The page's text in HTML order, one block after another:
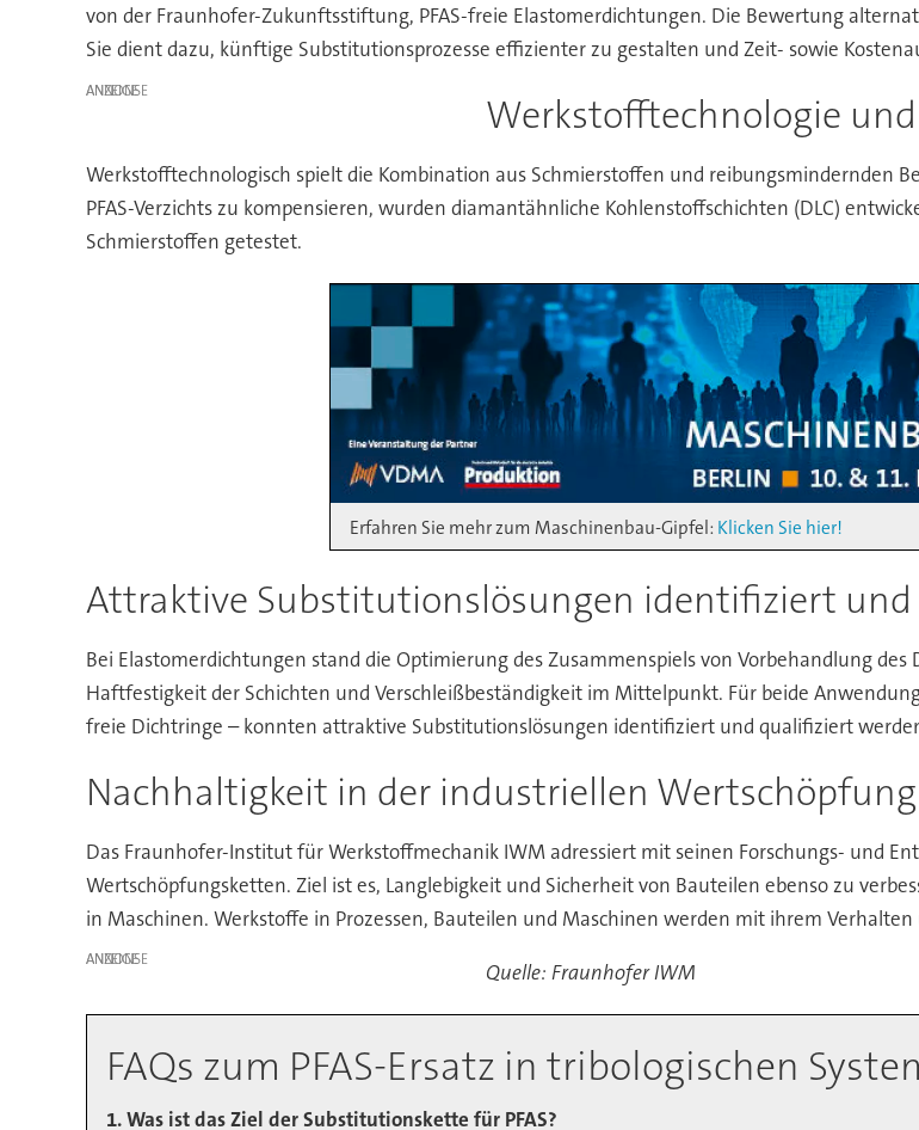
von der Fraunhofer-Zukunftsstiftung, PFAS-freie Elastomerdichtungen. Die Bewertung
Sie dient dazu, künftige Substitutionsprozesse effizienter zu gestalten und Zeit- sowie
ANZEIGE Werkstofftechnologie
Werkstofftechnologisch spielt die Kombination aus Schmierstoffen und reibungsmindernden
PFAS-Verzichts zu kompensieren, wurden diamantähnliche Kohlenstoffschichten (DLC)
Schmierstoffen getestet.
Erfahren Sie mehr zum Maschinenbau-Gipfel: Klicken Sie hier!
Attraktive Substitutionslösungen identifiziert
Bei Elastomerdichtungen stand die Optimierung des Zusammenspiels von Vorbehandlung des
Haftfestigkeit der Schichten und Verschleißbeständigkeit im Mittelpunkt. Für beide
freie Dichtringe – konnten attraktive Substitutionslösungen identifiziert und qualifiziert
Nachhaltigkeit in der industriellen Wertschöpfung
Das Fraunhofer-Institut für Werkstoffmechanik IWM adressiert mit seinen Forschungs- und
Wertschöpfungsketten. Ziel ist es, Langlebigkeit und Sicherheit von Bauteilen ebenso zu
in Maschinen. Werkstoffe in Prozessen, Bauteilen und Maschinen werden mit ihrem
ANZEIGE Quelle: Fraunhofer IWM
FAQs zum PFAS-Ersatz in tribologischen
1. Was ist das Ziel der Substitutionskette für PFAS?